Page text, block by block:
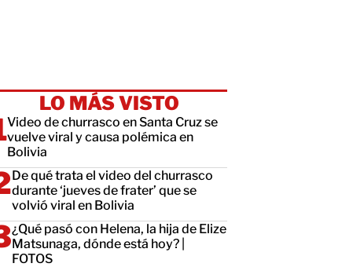
LO MÁS VISTO
Video de churrasco en Santa Cruz se
vuelve viral y causa polémica en
Bolivia
De qué trata el video del churrasco
durante ‘jueves de frater’ que se
volvió viral en Bolivia
¿Qué pasó con Helena, la hija de Elize
Matsunaga, dónde está hoy? |
FOTOS